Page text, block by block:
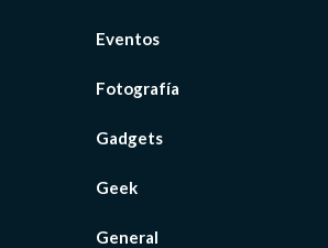
Eventos
Fotografía
Gadgets
Geek
General